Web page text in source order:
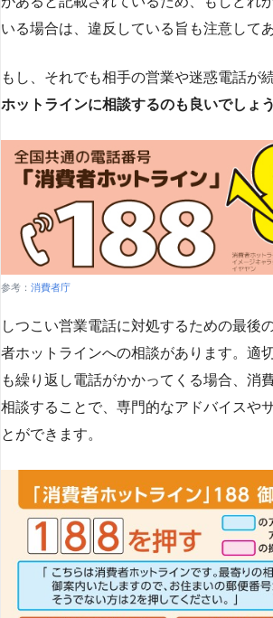
いる場合は、違反している旨も注意して
もし、それでも相手の営業や迷惑電話が
ホットラインに相談するのも良いでしょう
参考： 消費者庁
しつこい営業電話に対処するための最後
者ホットラインへの相談があります。適
も繰り返し電話がかかってくる場合、消
相談することで、専門的なアドバイスや
とができます​​。